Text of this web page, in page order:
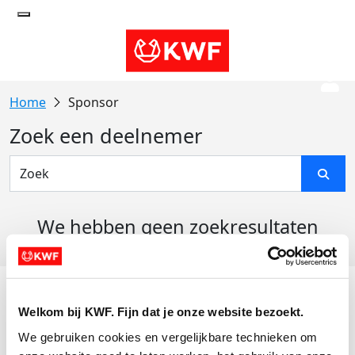
Welkom bij KWF. Fijn dat je onze website bezoekt.
We gebruiken cookies en vergelijkbare technieken om
Sponsor
Zoek een deelnemer
We hebben geen zoekresultaten
Actiematerialen
Evenementen